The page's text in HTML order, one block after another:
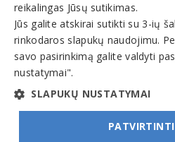
Teisinis statusas:
Veiklos sritys
Kompiuteriai, kompiuterių įranga,
© INFOMINTA, UAB. Visos teisės saugomos.
reikalingas Jūsų sutikimas.
Jūs galite atskirai sutikti su 3-ių
rinkodaros slapukų naudojimu.
savo pasirinkimą galite valdyti
nustatymai".
SLAPUKŲ NUSTATYMAI
PATVIRTINTI